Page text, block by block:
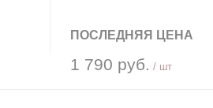
ПОСЛЕДНЯЯ ЦЕНА
1 790 руб. / шт